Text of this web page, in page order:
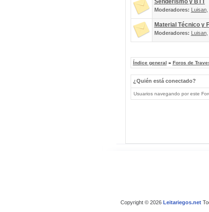
Senderismo y BTT
Moderadores: Luisan,
Material Técnico y
Moderadores: Luisan,
Índice general » Foros de
¿Quién está conectado?
Usuarios navegando por este
Copyright © 2026 Leitariegos.net